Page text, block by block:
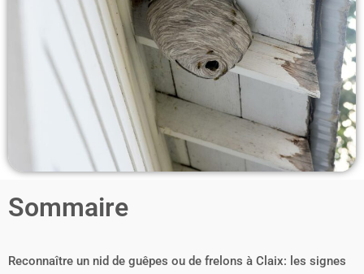
Sommaire
Reconnaître un nid de guêpes ou de frelons à Claix: les signes